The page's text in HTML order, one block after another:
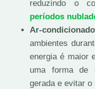
reduzindo o
períodos
Ar-
ambientes
energia é maior
uma forma de
gerada e evitar